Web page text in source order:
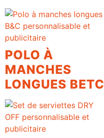
POLO À
MANCHES
LONGUES BETC